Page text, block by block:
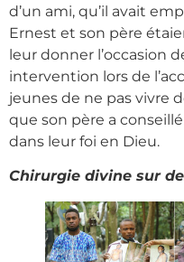
d’un ami, qu’il avait
Ernest et son père
leur donner l’occasion
intervention lors de
jeunes de ne pas vivre
que son père a
dans leur foi en Dieu.
Chirurgie divine sur